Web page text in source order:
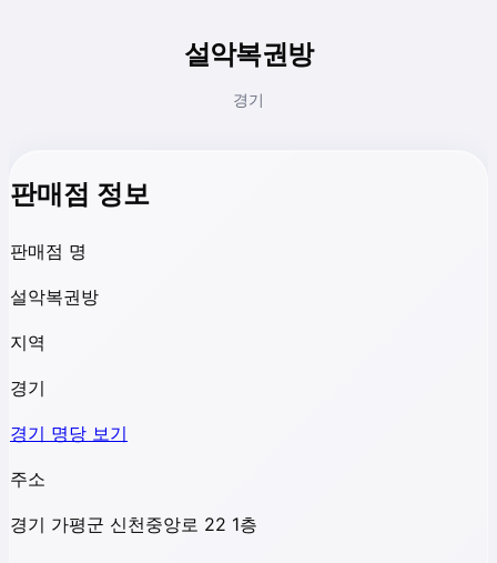
설악복권방
경기
판매점 정보
판매점 명
설악복권방
지역
경기
경기 명당 보기
주소
경기 가평군 신천중앙로 22 1층